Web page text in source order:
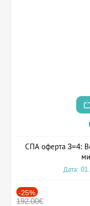
СПА оферта 3=4:
Дата:
-25%
192.00€